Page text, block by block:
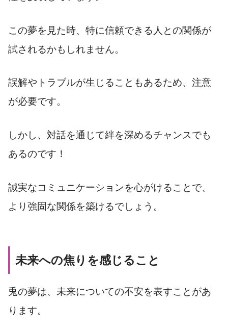
この夢を見た時、特に信頼できる人との関係が
試されるかもしれません。
誤解やトラブルが生じることもあるため、注意
が必要です。
しかし、対話を通じて絆を深めるチャンスでも
あるのです！
誠実なコミュニケーションを心がけることで、
より強固な関係を築けるでしょう。
未来への焦りを感じること
兎の夢は、未来についての不安を表すことがあ
ります。